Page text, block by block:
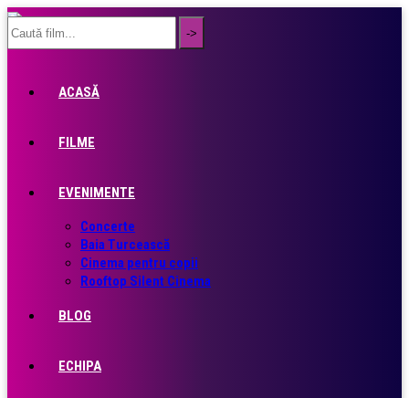
ACASĂ
FILME
EVENIMENTE
Concerte
Baia Turcească
Cinema pentru copii
Rooftop Silent Cinema
BLOG
ECHIPA